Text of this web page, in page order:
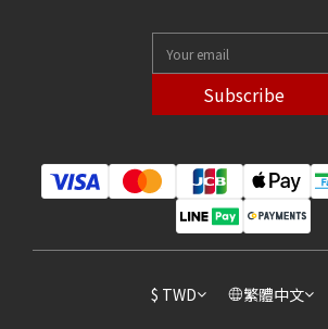
Subscribe
$ TWD 繁體中文